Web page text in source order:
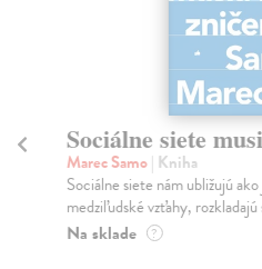
Sociálne siete
Marec Samo| Kniha
Sociálne siete nám ubližujú
medziľudské vzťahy,
Na sklade ?